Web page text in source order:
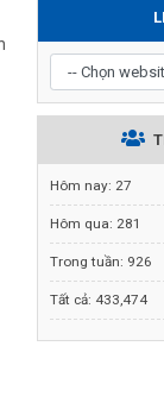
Hôm nay: 27
Hôm qua: 281
Trong tuần: 926
Tất cả: 433,474